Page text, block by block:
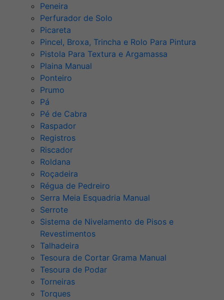
Peneira
Perfurador de Solo
Picareta
Pincel, Broxa, Trincha e Rolo Para Pintura
Pistola Para Textura e Argamassa
Plaina Manual
Ponteiro
Prumo
Pá
Pé de Cabra
Raspador
Registros
Riscador
Roldana
Roçadeira
Régua de Pedreiro
Serra Meia Esquadria Manual
Serrote
Sistema de Nivelamento de Pisos e
Revestimentos
Talhadeira
Tesoura de Cortar Grama Manual
Tesoura de Podar
Torneiras
Torques